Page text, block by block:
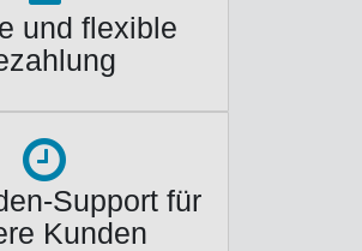
und flexible
Support für
Kunden